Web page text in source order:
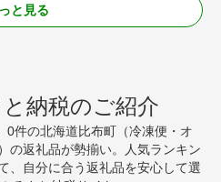
と見る
納税のご紹介
0件の北海道比布町（冷凍便・オ
の返礼品が勢揃い。人気ランキン
、自分に合う返礼品を安心して選